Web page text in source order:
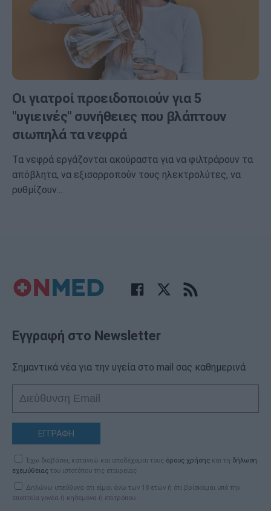
Οι γιατροί προειδοποιούν για 5
"υγιεινές" συνήθειες που βλάπτουν
σιωπηλά τα νεφρά
Τα νεφρά εργάζονται ακούραστα για να φιλτράρουν τα
απόβλητα, να εξισορροπούν τους ηλεκτρολύτες, να
ρυθμίζουν…
Εγγραφή στο Newsletter
Σημαντικά νέα για την υγεία στο mail σας καθημερινά
ΕΓΓΡΑΦΗ
Έχω διαβάσει, κατανοώ και αποδέχομαι τους όρους χρήσης και τη δήλωση
εχεμύθειας του ιστοτόπου της εταιρείας
Δηλώνω υπεύθυνα ότι είμαι άνω των 18 ετών ή ότι βρίσκομαι υπό την
εποπτεία γονέα ή κηδεμόνα ή επιτρόπου